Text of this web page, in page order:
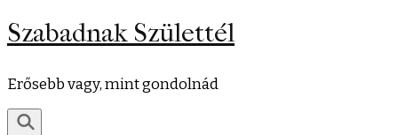
Szabadnak Születtél
Erősebb vagy, mint gondolnád